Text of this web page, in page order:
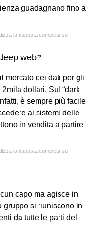
guadagnano fino a
la risposta completa su
web?
mercato dei dati per gli
dollari. Sul “dark
è sempre più facile
ai sistemi delle
in vendita a partire
la risposta completa su
capo ma agisce in
gruppo si riuniscono in
da tutte le parti del